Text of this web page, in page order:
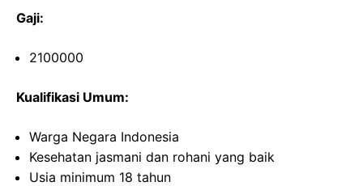
Gaji:
2100000
Kualifikasi Umum:
Warga Negara Indonesia
Kesehatan jasmani dan rohani yang baik
Usia minimum 18 tahun